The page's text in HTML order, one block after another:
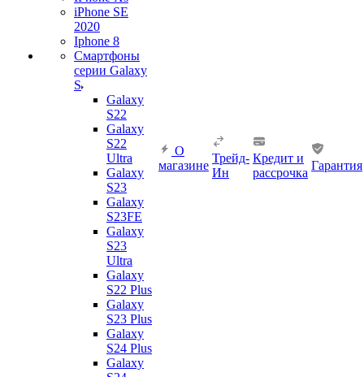
iPhone SE
2020
Iphone 8
Смартфоны
серии Galaxy
S
Galaxy
S22
Galaxy
S22
Ultra
Galaxy
S23
Galaxy
S23FE
Galaxy
S23
Ultra
Galaxy
S22 Plus
Galaxy
S23 Plus
Galaxy
S24 Plus
Galaxy
О
магазине
Трейд-
Ин
Кредит и
рассрочка
Гарантия